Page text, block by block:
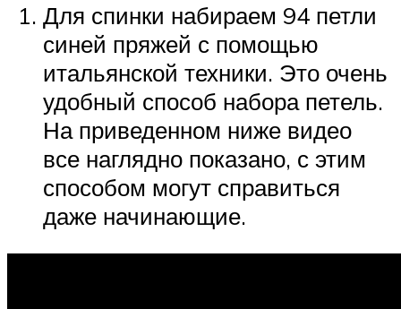
Для спинки набираем 94 петли
синей пряжей с помощью
итальянской техники. Это очень
удобный способ набора петель.
На приведенном ниже видео
все наглядно показано, с этим
способом могут справиться
даже начинающие.